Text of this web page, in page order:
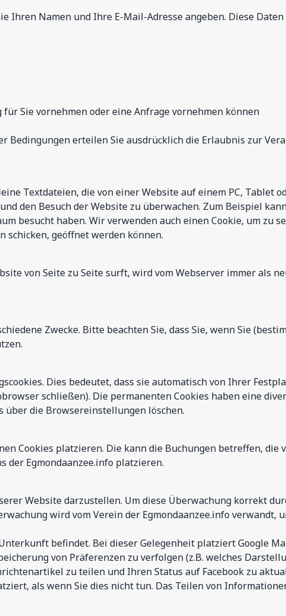
Ihren Namen und Ihre E-Mail-Adresse angeben. Diese
Sie vornehmen oder eine Anfrage vornehmen können
erteilen Sie ausdrücklich die Erlaubnis zur
Textdateien, die von einer Website auf einem PC, Tablet
den Besuch der Website zu überwachen. Zum Beispiel
besucht haben. Wir verwenden auch einen Cookie, um zu
geöffnet werden können.
von Seite zu Seite surft, wird vom Webserver immer als
Zwecke. Bitte beachten Sie, dass Sie, wenn Sie
Dies bedeutet, dass sie automatisch von Ihrer
schließen). Die permanenten Cookies haben eine
über die Browsereinstellungen löschen.
Cookies platzieren. Die kann die Buchungen betreffen,
der Egmondaanzee.info platzieren.
Website darzustellen. Um diese Überwachung korrekt
wird vom Verein der Egmondaanzee.info verwandt,
befindet. Bei dieser Gelegenheit platziert Google
von Präferenzen zu verfolgen (z.B. welches
zu teilen und Ihren Status auf Facebook zu
als wenn Sie dies nicht tun. Das Teilen von